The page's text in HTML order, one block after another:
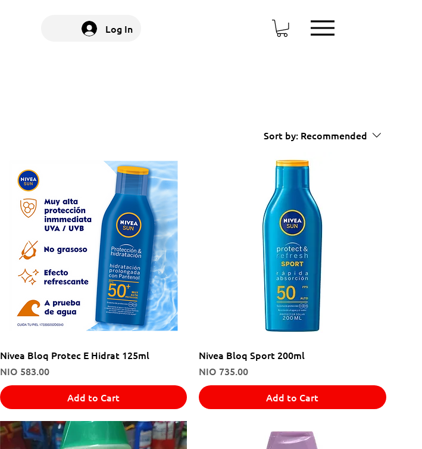
Log In
Sort by: Recommended
Nivea Bloq Protec E Hidrat 125ml
Price
NIO 583.00
Add to Cart
Nivea Bloq Sport 200ml
Price
NIO 735.00
Add to Cart